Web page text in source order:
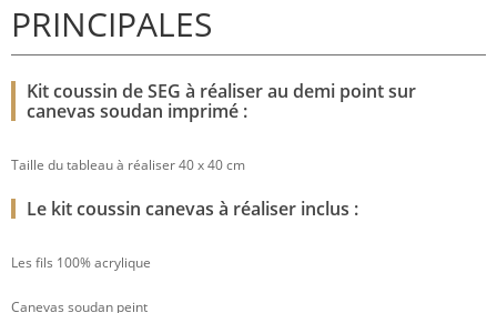
PRINCIPALES
Kit coussin de SEG à réaliser au demi point sur
canevas soudan imprimé :
Taille du tableau à réaliser 40 x 40 cm
Le kit coussin canevas à réaliser inclus :
Les fils 100% acrylique
Canevas soudan peint